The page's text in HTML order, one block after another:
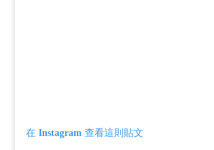
在 Instagram 查看這則貼文